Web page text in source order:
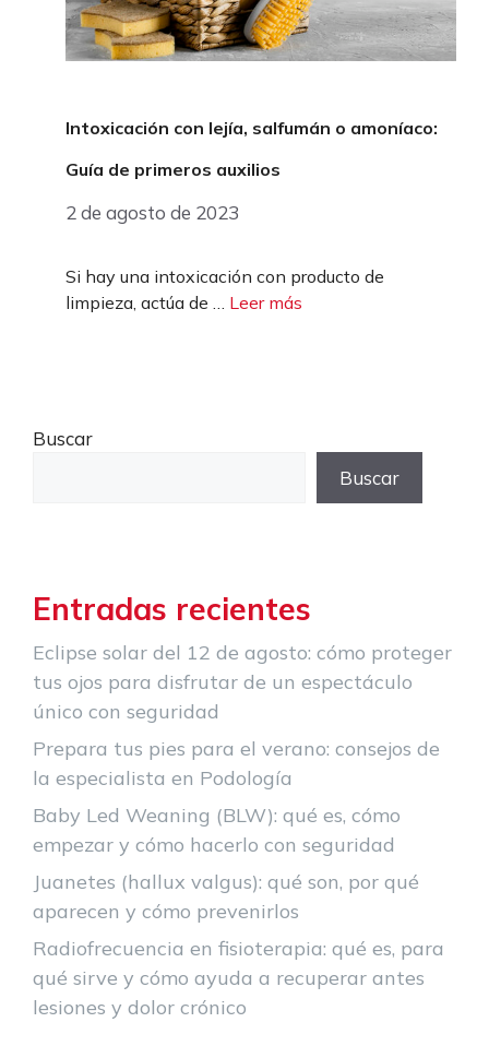
Intoxicación con lejía, salfumán o amoníaco:
Guía de primeros auxilios
2 de agosto de 2023
Si hay una intoxicación con producto de
limpieza, actúa de … Leer más
Buscar
Buscar
Entradas recientes
Eclipse solar del 12 de agosto: cómo proteger
tus ojos para disfrutar de un espectáculo
único con seguridad
Prepara tus pies para el verano: consejos de
la especialista en Podología
Baby Led Weaning (BLW): qué es, cómo
empezar y cómo hacerlo con seguridad
Juanetes (hallux valgus): qué son, por qué
aparecen y cómo prevenirlos
Radiofrecuencia en fisioterapia: qué es, para
qué sirve y cómo ayuda a recuperar antes
lesiones y dolor crónico